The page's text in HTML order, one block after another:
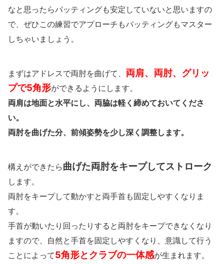
なと思ったらパッティングも安定していないと思いますの
で、ぜひこの練習でアプローチもパッティングもマスター
しちゃいましょう。
まずはアドレスで両肘を曲げて、 両肩、両肘、グリッ
プで5角形ができるようにします。
両肩は地面と水平にし、両脇は軽く締めておいてくださ
い。
両肘を曲げた分、前傾姿勢を少し深く調整します。
構えができたら曲げた両肘をキープしてストローク
します。
両肘をキープして動かすと両手首も固定しやすくなりま
す。
手首が動いたり回ったりすると両肘をキープできなくなり
ますので、自然と手首を固定しやすくなり、意識して行う
ことによって5角形とクラブの一体感が生まれます。